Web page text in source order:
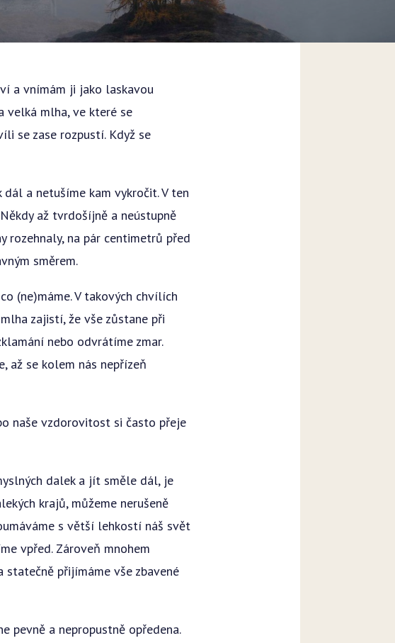
a vnímám ji jako laskavou
velká mlha, ve které se
se zase rozpustí. Když se
a netušíme kam vykročit. V ten
až tvrdošíjně a neústupně
rozehnaly, na pár centimetrů před
směrem.
(ne)máme. V takových chvílích
zajistí, že vše zůstane při
nebo odvrátíme zmar.
až se kolem nás nepřízeň
naše vzdorovitost si často přeje
dalek a jít směle dál, je
krajů, můžeme nerušeně
s větší lehkostí náš svět
vpřed. Zároveň mnohem
přijímáme vše zbavené
pevně a nepropustně opředena.